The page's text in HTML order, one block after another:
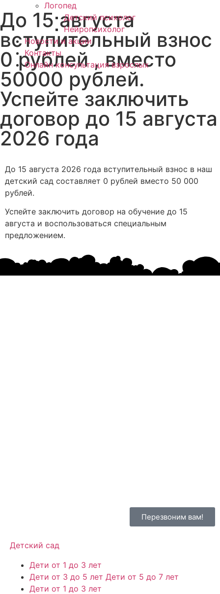
Логопед
Детский психолог
Нейропсихолог
Новости и акции
Контакты
Онлайн консультация взрослых
До 15 августа
вступительный взнос
0 рублей , вместо
50000 рублей.
Успейте заключить
договор до 15 августа
2026 года
До 15 августа 2026 года вступительный взнос в наш
детский сад составляет 0 рублей вместо 50 000
рублей.
Успейте заключить договор на обучение до 15
августа и воспользоваться специальным
предложением.
Перезвоним вам!
Детский сад
Дети от 1 до 3 лет
Дети от 3 до 5 лет Дети от 5 до 7 лет
Дети от 1 до 3 лет